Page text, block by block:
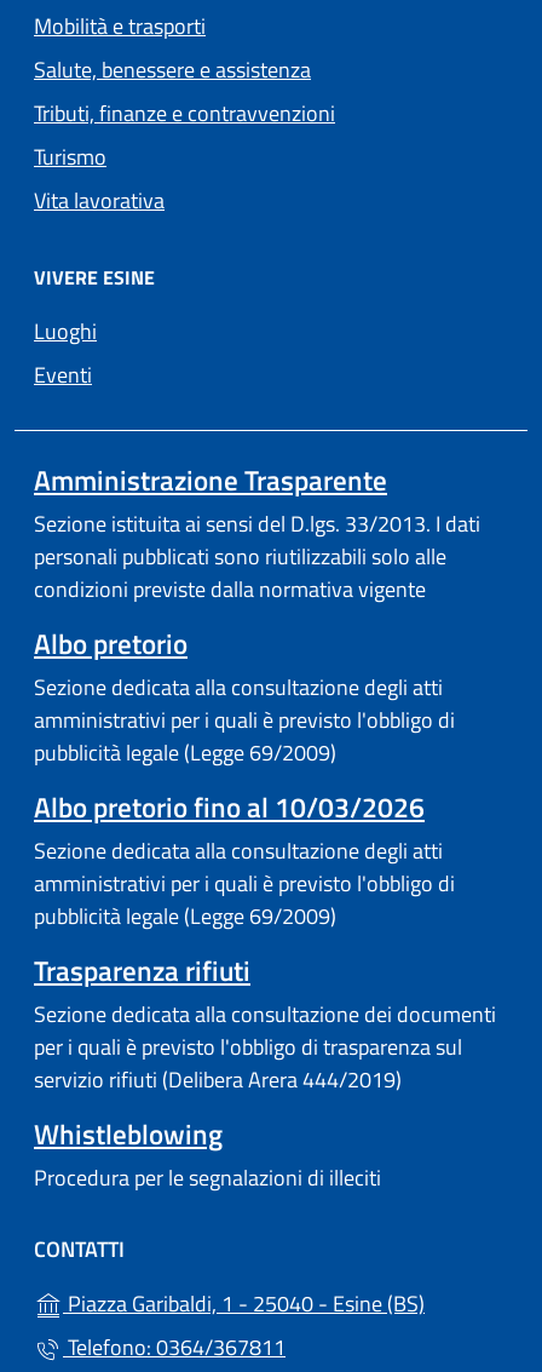
Mobilità e trasporti
Salute, benessere e assistenza
Tributi, finanze e contravvenzioni
Turismo
Vita lavorativa
VIVERE ESINE
Luoghi
Eventi
Amministrazione Trasparente
Sezione istituita ai sensi del D.lgs. 33/2013. I dati
personali pubblicati sono riutilizzabili solo alle
condizioni previste dalla normativa vigente
Albo pretorio(apre in un'altra scheda).
Sezione dedicata alla consultazione degli atti
amministrativi per i quali è previsto l'obbligo di
pubblicità legale (Legge 69/2009)
Albo pretorio fino al 10/03/2026
Sezione dedicata alla consultazione degli atti
amministrativi per i quali è previsto l'obbligo di
pubblicità legale (Legge 69/2009)
Trasparenza rifiuti
Sezione dedicata alla consultazione dei documenti
per i quali è previsto l'obbligo di trasparenza sul
servizio rifiuti (Delibera Arera 444/2019)
Whistleblowing
Procedura per le segnalazioni di illeciti
CONTATTI
Piazza Garibaldi, 1 - 25040 - Esine (BS)
Telefono: 0364/367811